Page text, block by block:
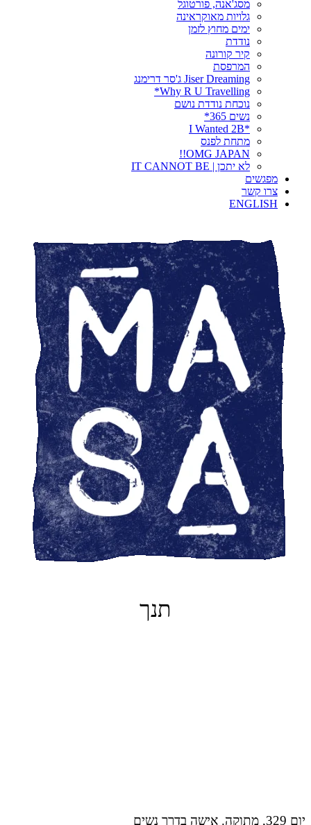
מסג'אנה, פורטוגל
גלויות מאוקראינה
ימים מחוץ לזמן
נודדת
קיר קורונה
המרפסת
Jiser Dreaming ג'סר דרימנג
Why R U Travelling*
נוכחת נודדת נושם
נשים 365*
*I Wanted 2B
מתחת לפנס
OMG JAPAN!!
לא יתכן | IT CANNOT BE
מפגשים
צרו קשר
ENGLISH
תנך
יום 329, מתוקה. אישה בדרך נשים